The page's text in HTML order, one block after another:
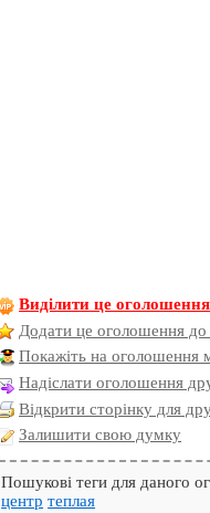
Виділити це оголошення
Додати це оголошення до
Покажіть на оголошення
Надіслати оголошення
Відкрити сторінку для
Залишити свою думку
Пошукові теги для даного
центр теплая